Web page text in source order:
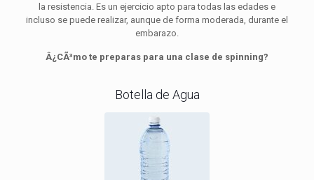
la resistencia. Es un ejercicio apto para todas las edades e
incluso se puede realizar, aunque de forma moderada, durante el
embarazo.
Â¿CÃ³mo te preparas para una clase de spinning?
Botella de Agua